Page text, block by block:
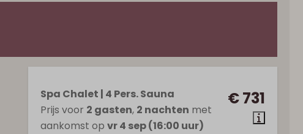
€ 731
Spa Chalet | 4 Pers. Sauna
Prijs voor 2 gasten, 2 nachten met
aankomst opvr 4 sep (16:00 uur)